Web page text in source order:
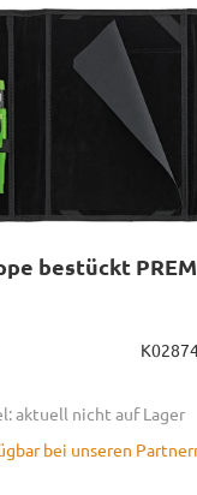
bestückt
aktuell nicht auf Lager
bei unseren